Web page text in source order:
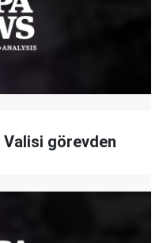
görevden